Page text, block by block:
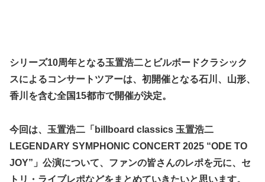
シリーズ10周年となる玉置浩二とビルボードクラシック
スによるコンサートツアーは、初開催となる石川、山形、
香川を含む全国15都市で開催が決定。
今回は、玉置浩二「billboard classics 玉置浩二
LEGENDARY SYMPHONIC CONCERT 2025 “ODE TO
JOY”」公演について、ファンの皆さんのレポを元に、セ
トリ・ライブレポなどをまとめていきたいと思います。